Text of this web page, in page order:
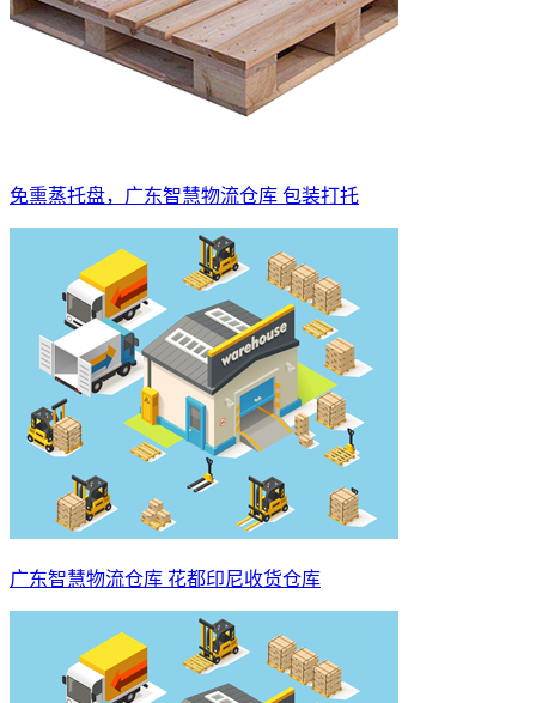
免熏蒸托盘，广东智慧物流仓库 包装打托
广东智慧物流仓库 花都印尼收货仓库